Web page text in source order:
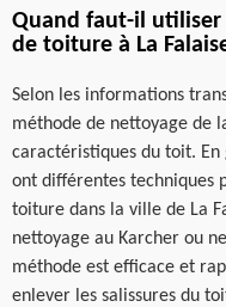
Quand faut-il utiliser
de toiture à La
Selon les informations
méthode de nettoyage de
caractéristiques du toit. En
ont différentes techniques
toiture dans la ville de La
nettoyage au Karcher ou
méthode est efficace et
enlever les salissures du